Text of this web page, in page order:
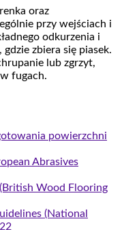
oraz
przy wejściach i
odkurzenia i
zbiera się piasek.
lub zgrzyt,
fugach.
powierzchni
Abrasives
Wood Flooring
(National